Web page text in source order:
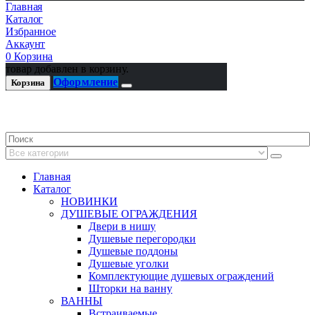
Главная
Каталог
Избранное
Аккаунт
0 Корзина
товар добавлен в корзину.
Корзина Оформление
Главная
Каталог
НОВИНКИ
ДУШЕВЫЕ ОГРАЖДЕНИЯ
Двери в нишу
Душевые перегородки
Душевые поддоны
Душевые уголки
Комплектующие душевых ограждений
Шторки на ванну
ВАННЫ